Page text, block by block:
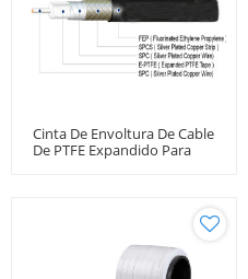
Cinta De Envoltura De Cable
De PTFE Expandido Para